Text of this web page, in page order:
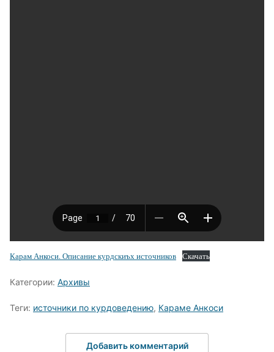
Карам Анкоси. Описание курдскиъх источников Скачать
Категории: Архивы
Теги: источники по курдоведению, Караме Анкоси
Добавить комментарий